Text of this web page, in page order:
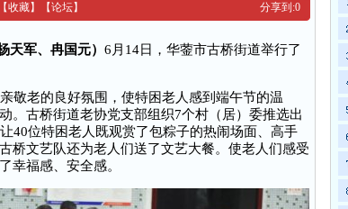
收藏】
【论坛】 分享到:0
天军、冉国元） 6月14日，华蓥市古桥街道举行了
老的良好氛围，使特困老人感到端午节的温
。古桥街道老协党支部组织7个村（居）委推选出
40位特困老人既观赏了包粽子的热闹场面、高手
桥文艺队还为老人们送了文艺大餐。使老人们感受
幸福感、安全感。